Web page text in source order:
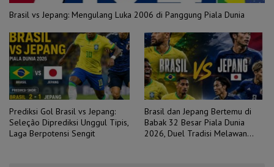
Brasil vs Jepang: Mengulang Luka 2006 di Panggung Piala Dunia
Prediksi Gol Brasil vs Jepang:
Seleção Diprediksi Unggul Tipis,
Laga Berpotensi Sengit
Brasil dan Jepang Bertemu di
Babak 32 Besar Piala Dunia
2026, Duel Tradisi Melawan